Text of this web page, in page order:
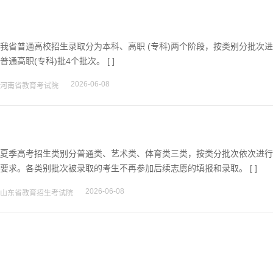
我省普通高校招生录取分为本科、高职 (专科)两个阶段，按类别分批次
普通高职(专科)批4个批次。 [ ]
河南省教育考试院 2026-06-08
夏季高考招生类别分普通类、艺术类、体育类三类，按类分批次依次进
要求。各类别批次被录取的考生不再参加后续志愿的填报和录取。 [ ]
山东省教育招生考试院 2026-06-08